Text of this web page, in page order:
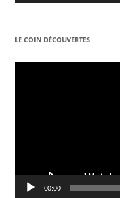
LE COIN DÉCOUVERTES
Video
00:00